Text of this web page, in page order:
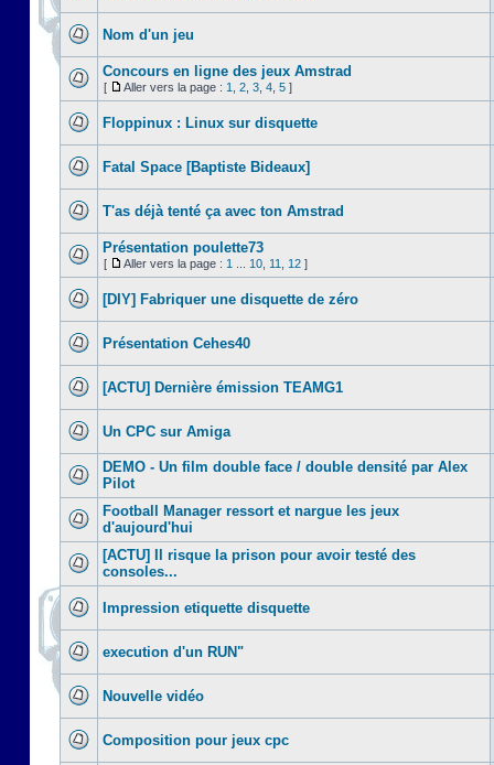
Nom d'un jeu
Concours en ligne des jeux Amstrad
[ Aller vers la page : 1 2 3 4 5 ]
Floppinux : Linux sur disquette
Fatal Space [Baptiste Bideaux]
T'as déjà tenté ça avec ton Amstrad
Présentation poulette73
[ Aller vers la page : 1 10 11 12 ]
[DIY] Fabriquer une disquette de zéro
Présentation Cehes40
[ACTU] Dernière émission TEAMG1
Un CPC sur Amiga
DEMO - Un film double face / double densité par Alex
Pilot
Football Manager ressort et nargue les jeux
d'aujourd'hui
[ACTU] Il risque la prison pour avoir testé des
consoles...
Impression etiquette disquette
execution d'un RUN"
Nouvelle vidéo
Composition pour jeux cpc